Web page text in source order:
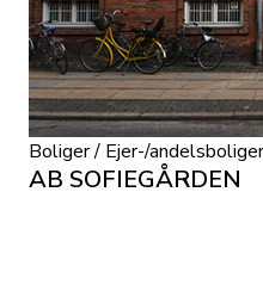
Boliger / Ejer-/
AB SOFIEGÅRDEN